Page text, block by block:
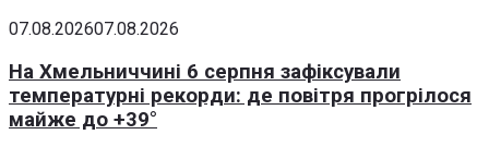
07.08.202607.08.2026
На Хмельниччині 6 серпня зафіксували
температурні рекорди: де повітря прогрілося
майже до +39°